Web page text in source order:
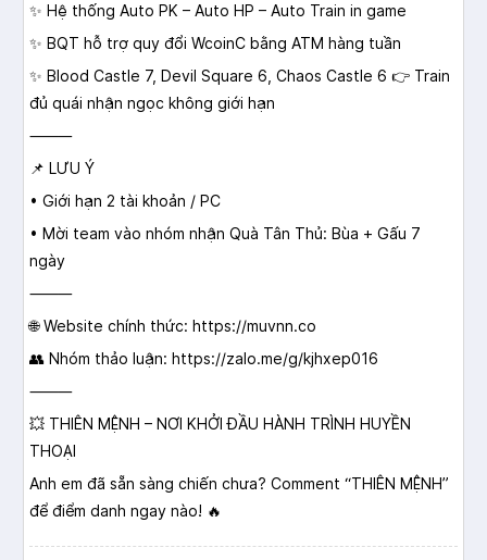
✨ Hệ thống Auto PK – Auto HP – Auto Train in game
✨ BQT hỗ trợ quy đổi WcoinC bằng ATM hàng tuần
✨ Blood Castle 7, Devil Square 6, Chaos Castle 6 👉 Train
đủ quái nhận ngọc không giới hạn
⸻
📌 LƯU Ý
• Giới hạn 2 tài khoản / PC
• Mời team vào nhóm nhận Quà Tân Thủ: Bùa + Gấu 7
ngày
⸻
🌐 Website chính thức: https://muvnn.co
👥 Nhóm thảo luận: https://zalo.me/g/kjhxep016
⸻
💥 THIÊN MỆNH – NƠI KHỞI ĐẦU HÀNH TRÌNH HUYỀN
THOẠI
Anh em đã sẵn sàng chiến chưa? Comment “THIÊN MỆNH”
để điểm danh ngay nào! 🔥